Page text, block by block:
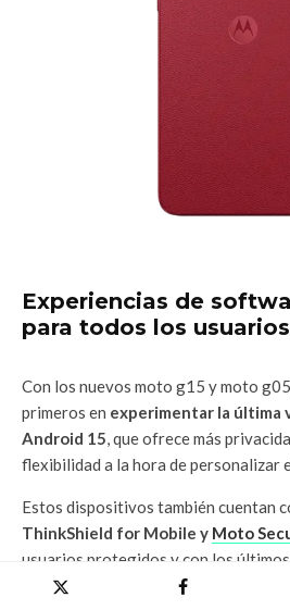
Experiencias de
para todos los usuarios
Con los nuevos moto g15 y moto
primeros en experimentar la última
Android 15, que ofrece más
flexibilidad a la hora de personalizar
Estos dispositivos también cuentan
ThinkShield for Mobile y Moto
usuarios protegidos y con los últimos